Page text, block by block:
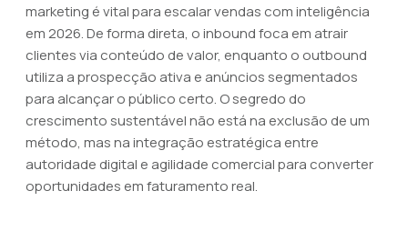
marketing é vital para escalar vendas com inteligência
em 2026. De forma direta, o inbound foca em atrair
clientes via conteúdo de valor, enquanto o outbound
utiliza a prospecção ativa e anúncios segmentados
para alcançar o público certo. O segredo do
crescimento sustentável não está na exclusão de um
método, mas na integração estratégica entre
autoridade digital e agilidade comercial para converter
oportunidades em faturamento real.